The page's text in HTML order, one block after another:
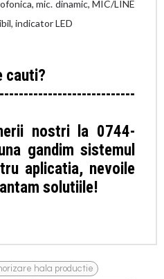
mic. dinamic, MIC/LINE
indicator LED
cauti?
nostri la 0744-
gandim sistemul
aplicatia, nevoile
solutiile!
hala productie